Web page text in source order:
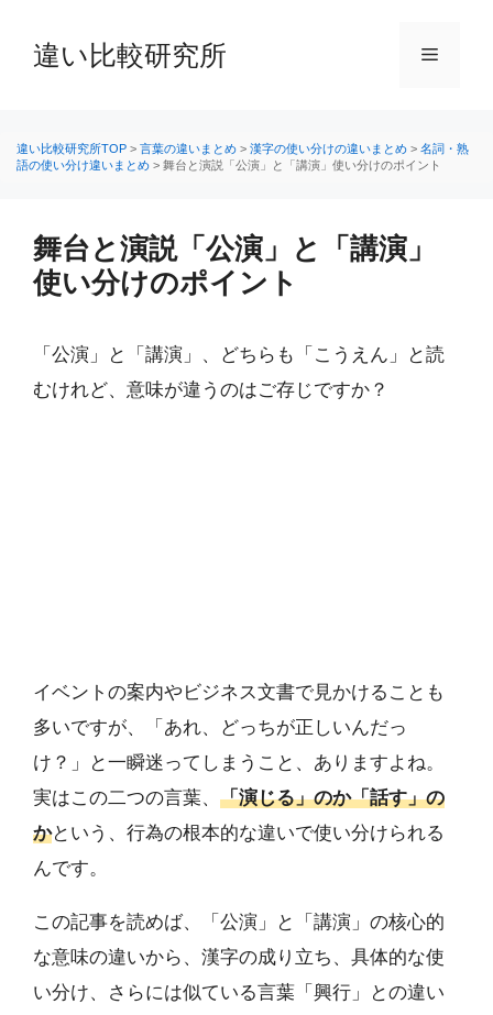
へ
ス
違い比較研究所 メ
違い比較研究所TOP > 言葉の違いまとめ > 漢字の使い分けの違いまとめ > 名詞・熟
語の使い分け違いまとめ > 舞台と演説「公演」と「講演」使い分けのポイント
舞台と演説「公演」と「講演」
使い分けのポイント
「公演」と「講演」、どちらも「こうえん」と読
むけれど、意味が違うのはご存じですか？
イベントの案内やビジネス文書で見かけることも
多いですが、「あれ、どっちが正しいんだっ
け？」と一瞬迷ってしまうこと、ありますよね。
実はこの二つの言葉、 「演じる」のか「話す」の
かという、行為の根本的な違いで使い分けられる
んです。
この記事を読めば、「公演」と「講演」の核心的
な意味の違いから、漢字の成り立ち、具体的な使
い分け、さらには似ている言葉「興行」との違い